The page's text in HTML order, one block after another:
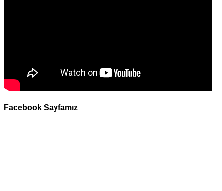
Facebook Sayfamız